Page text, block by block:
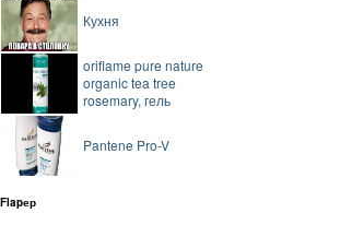
Кухня
oriflame pure nature
organic tea tree
rosemary, гель
Pantene Pro-V
Flapер